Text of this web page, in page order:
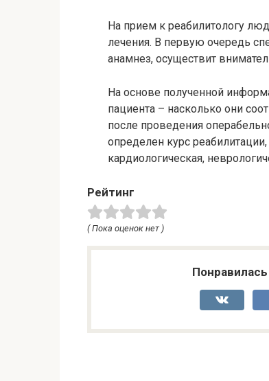
На прием к реабилитологу
лечения. В первую очередь
анамнез, осуществит
На основе полученной
пациента – насколько они
после проведения
определен курс
кардиологическая,
Рейтинг
( Пока оценок нет )